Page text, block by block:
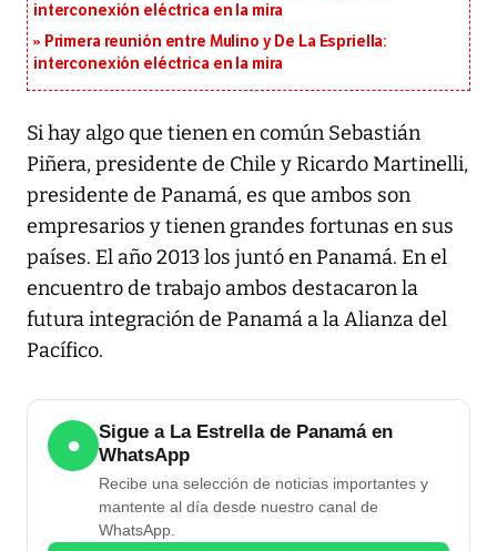
interconexión eléctrica en la mira
Primera reunión entre Mulino y De La Espriella:
interconexión eléctrica en la mira
Si hay algo que tienen en común Sebastián
Piñera, presidente de Chile y Ricardo Martinelli,
presidente de Panamá, es que ambos son
empresarios y tienen grandes fortunas en sus
países. El año 2013 los juntó en Panamá. En el
encuentro de trabajo ambos destacaron la
futura integración de Panamá a la Alianza del
Pacífico.
●
Sigue a La Estrella de Panamá en
WhatsApp
Recibe una selección de noticias importantes y
mantente al día desde nuestro canal de
WhatsApp.